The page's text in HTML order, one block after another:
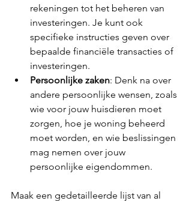
rekeningen tot het beheren van
investeringen. Je kunt ook
specifieke instructies geven over
bepaalde financiële transacties of
investeringen.
Persoonlijke zaken: Denk na over
andere persoonlijke wensen, zoals
wie voor jouw huisdieren moet
zorgen, hoe je woning beheerd
moet worden, en wie beslissingen
mag nemen over jouw
persoonlijke eigendommen.
Maak een gedetailleerde lijst van al